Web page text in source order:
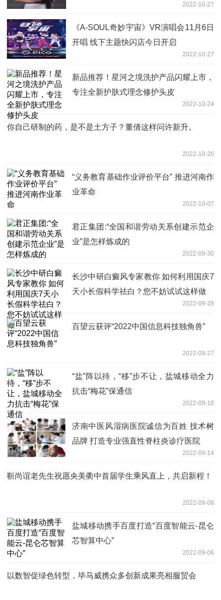
2022-10-27
《A-SOUL奇妙宇宙》VR演唱会11月6日
开唱 线下主题快闪店今日开启
2022-10-27
新品推荐！星河之境洗护产品闪耀上市，
专注全新护肤式理念修护头皮
2022-10-24
你自己研制的药，是不是土方子？董倩这样问许新升。
2022-10-20
“义务教育基础作业评价平台” 推进河南作
业革命
2022-10-07
君正集团:“全国和谐劳动关系创建示范企
业”是怎样炼成的
2022-09-30
长沙中研白癜风专家教你 如何利用国庆7
天小长假科学祛白？您不妨试试这样做
2022-09-28
百望云获评“2022中国信息科技独角兽”
2022-09-27
“盐”阵以待，“移”步不让，盐城移动全力
抗击“梅花”保通信
2022-09-16
济南中医风湿病医院诚信为百姓 技术树
品牌 打造专业强直性脊柱炎诊疗医院
2022-09-14
靳尚谊老先生祝愿央美衢中首届学生乘风直上，共启新程！
2022-09-08
盐城移动携手百度打造“百度智能云-昆仑
芯智算中心”
2022-09-06
以数智促绿色转型，毕马威携众多创新成果亮相服贸会